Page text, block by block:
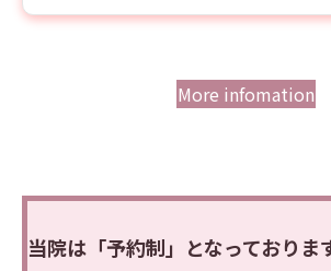
More infomation
当院は「予約制」となっております